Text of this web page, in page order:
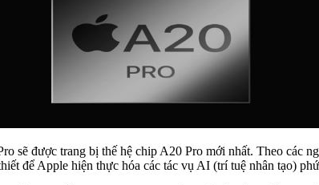
sẽ được trang bị thế hệ chip A20 Pro mới nhất. Theo các
để Apple hiện thực hóa các tác vụ AI (trí tuệ nhân tạo)